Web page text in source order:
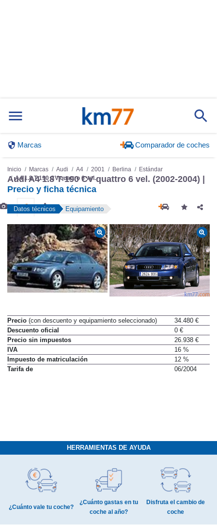
Marcas Comparador de coches
Inicio Marcas Audi A4 2001 Berlina
Estándar
A4 1.8 T 190 CV quattro 6 vel.
Audi A4 1.8 T 190 CV quattro 6 vel. (2002-2004) |
Precio y ficha técnica
Datos técnicos Equipamiento
Precio (con descuento y equipamiento seleccionado)
34.480 €
Descuento oficial
0 €
Precio sin impuestos
26.938 €
IVA
16 %
Impuesto de matriculación
12 %
Tarifa de
06/2004
HERRAMIENTAS DE AYUDA
¿Cuánto vale tu coche?
¿Cuánto gastas en tu
coche al año?
Disfruta el cambio de
coche